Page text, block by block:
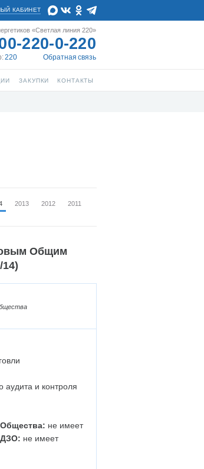
КАБИНЕТ
«Светлая линия 220»
220-0-220
220 Обратная связь
ЗАКУПКИ КОНТАКТЫ
2013 2012 2011
Общим
аудита и контроля
не имеет
ДЗО: не имеет